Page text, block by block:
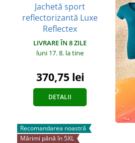
Jachetă sport
reflectorizantă Luxe
Reflectex
LIVRARE ÎN 8 ZILE
luni 17. 8. la tine
370,75 lei
DETALII
Recomandarea noastră
Mărimi până în 5XL